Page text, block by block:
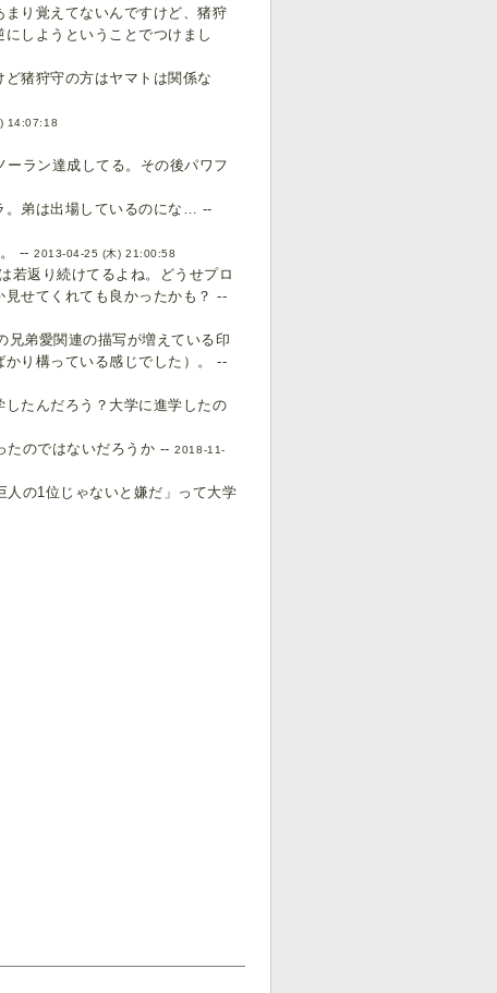
り覚えてないんですけど、猪狩
しようということでつけまし
猪狩守の方はヤマトは関係な
14:07:18
ラン達成してる。その後パワフ
。弟は出場しているのにな… --
。 --2013-04-25 (木) 21:00:58
若返り続けてるよね。どうせプロ
せてくれても良かったかも？ --
兄弟愛関連の描写が増えている印
り構っている感じでした）。 --
たんだろう？大学に進学したの
たのではないだろうか --2018-11-
の1位じゃないと嫌だ」って大学